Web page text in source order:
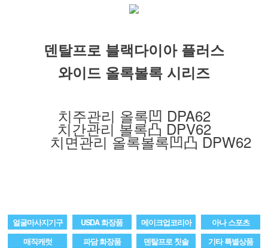
덴탈프로 블랙다이아 플러스
와이드 올록볼록 시리즈
치주관리 올록凹 DPA62
치간관리 볼록凸 DPV62
치면관리 올록볼록凹凸 DPW62
얼굴마사지기구 USDA 화장품 메이크업코리아
아나 스포츠
매직캐럿
파담 화장품 덴탈프로 칫솔 기타 특별상품